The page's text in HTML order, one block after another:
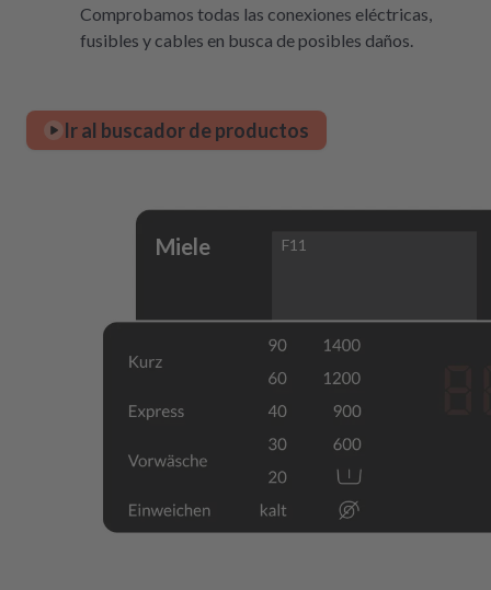
Comprobamos todas las conexiones eléctricas,
fusibles y cables en busca de posibles daños.
Ir al buscador de productos
Miele F11